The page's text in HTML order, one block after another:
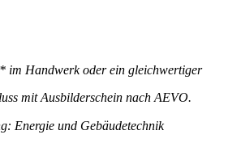
* im Handwerk oder ein gleichwertiger
mit Ausbilderschein nach AEVO.
Energie und Gebäudetechnik